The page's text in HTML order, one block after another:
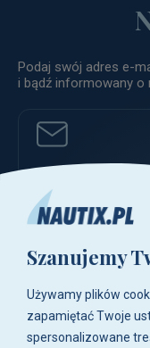
Podaj swój adres e-
i bądź informowany o
+48 515-917-
Szanujemy
Używamy plików
zapamiętać Twoje
spersonalizowane